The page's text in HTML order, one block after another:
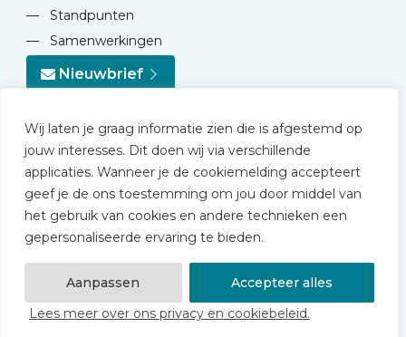
Wij laten je graag informatie zien die is afgestemd op
jouw interesses. Dit doen wij via verschillende
applicaties. Wanneer je de cookiemelding accepteert
geef je de ons toestemming om jou door middel van
het gebruik van cookies en andere technieken een
gepersonaliseerde ervaring te bieden.
Aanpassen
Accepteer alles
Lees meer over ons privacy en cookiebeleid.
—
Standpunten
—
Samenwerkingen
Nieuwbrief
© 2026 NVD
Privacy statement
Disclaimer